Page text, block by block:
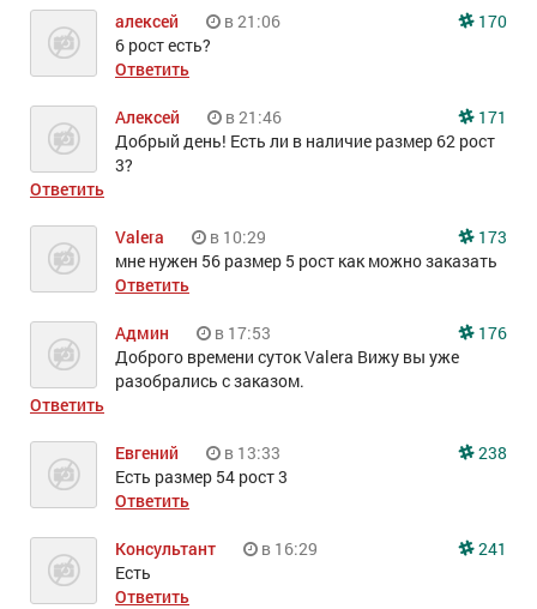
алексей в 21:06
170
6 рост есть?
Ответить
Алексей в 21:46
171
Добрый день! Есть ли в наличие размер 62 рост
3?
Ответить
Valera в 10:29
173
мне нужен 56 размер 5 рост как можно заказать
Ответить
Админ в 17:53
176
Доброго времени суток Valera Вижу вы уже
разобрались с заказом.
Ответить
Евгений в 13:33
238
Есть размер 54 рост 3
Ответить
Консультант в 16:29
241
Есть
Ответить